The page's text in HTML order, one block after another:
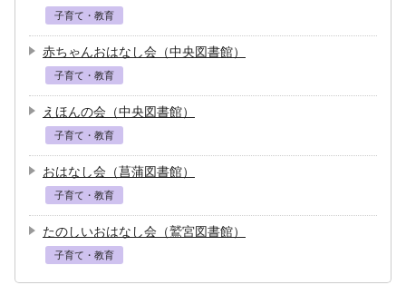
子育て・教育
赤ちゃんおはなし会（中央図書館）
子育て・教育
えほんの会（中央図書館）
子育て・教育
おはなし会（菖蒲図書館）
子育て・教育
たのしいおはなし会（鷲宮図書館）
子育て・教育